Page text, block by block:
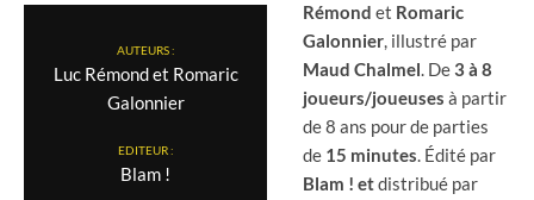
AUTEURS :
Luc Rémond et Romaric
Galonnier
EDITEUR :
Blam !
Rémond et Romaric
Galonnier, illustré par
Maud Chalmel. De3 à 8
joueurs/joueuses à partir
de 8 ans pour de parties
de 15 minutes. Édité par
Blam ! etdistribué par